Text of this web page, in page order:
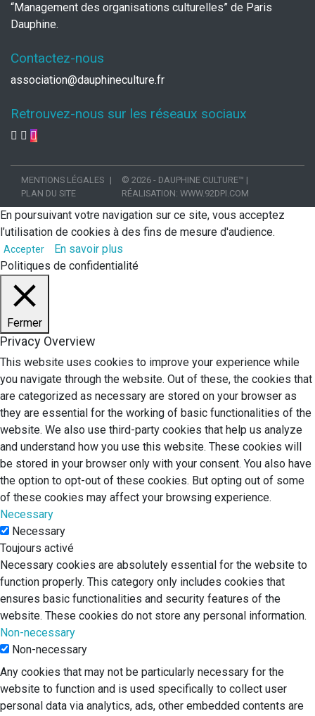
“Management des organisations culturelles” de Paris
Dauphine.
Contactez-nous
association@dauphineculture.fr
Retrouvez-nous sur les réseaux sociaux
MENTIONS LÉGALES
PLAN DU SITE
© 2026 - DAUPHINE CULTURE™ |
RÉALISATION: WWW.92DPI.COM
En poursuivant votre navigation sur ce site, vous acceptez
l’utilisation de cookies à des fins de mesure d'audience.
Accepter
En savoir plus
Politiques de confidentialité
Fermer
Privacy Overview
This website uses cookies to improve your experience while
you navigate through the website. Out of these, the cookies that
are categorized as necessary are stored on your browser as
they are essential for the working of basic functionalities of the
website. We also use third-party cookies that help us analyze
and understand how you use this website. These cookies will
be stored in your browser only with your consent. You also have
the option to opt-out of these cookies. But opting out of some
of these cookies may affect your browsing experience.
Necessary
Necessary
Toujours activé
Necessary cookies are absolutely essential for the website to
function properly. This category only includes cookies that
ensures basic functionalities and security features of the
website. These cookies do not store any personal information.
Non-necessary
Non-necessary
Any cookies that may not be particularly necessary for the
website to function and is used specifically to collect user
personal data via analytics, ads, other embedded contents are